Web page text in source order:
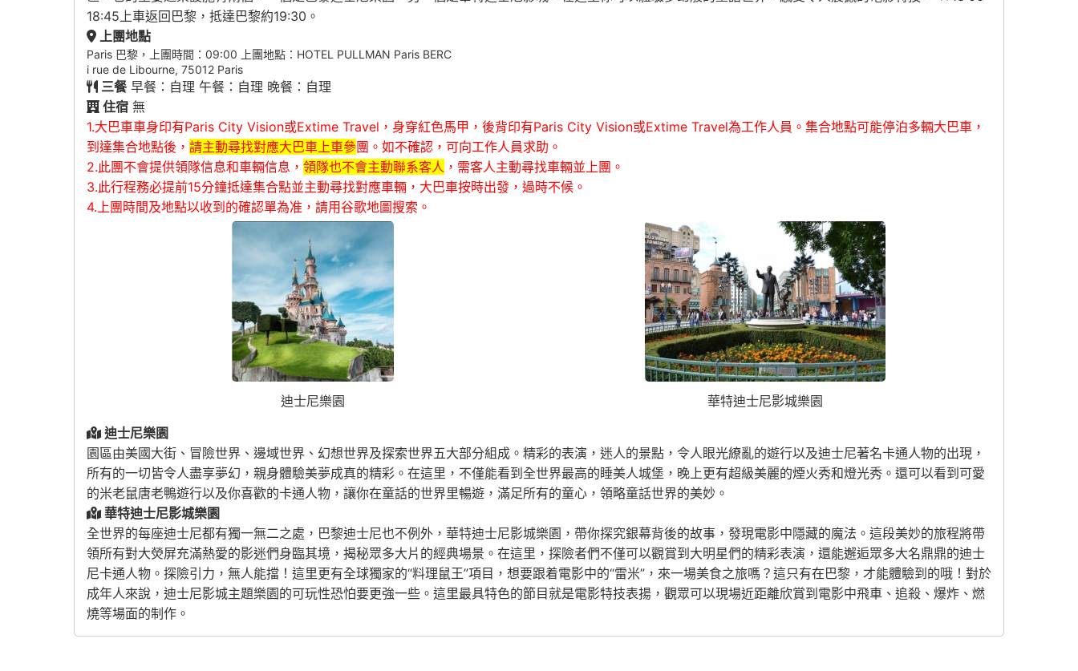
18:45上車返回巴黎，抵達巴黎約19:30。
上團地點
Paris 巴黎，上團時間：09:00 上團地點：HOTEL PULLMAN Paris BERC
i rue de Libourne, 75012 Paris
三餐早餐：自理 午餐：自理 晚餐：自理
住宿 無
1.大巴車車身印有Paris City Vision或Extime Travel，身穿紅色馬甲，後背印有Paris City Vision或Extime Travel為工作人員。集合地點可能停泊多輛大巴車，
到達集合地點後， 請主動尋找對應大巴車上車參團。如不確認，可向工作人員求助。
2.此團不會提供領隊信息和車輛信息， 領隊也不會主動聯系客人 ，需客人主動尋找車輛並上團。
3.此行程務必提前15分鐘抵達集合點並主動尋找對應車輛，大巴車按時出發，過時不候。
4.上團時間及地點以收到的確認單為准，請用谷歌地圖搜索。
迪士尼樂園
華特迪士尼影城樂園
迪士尼樂園
園區由美國大街、冒險世界、邊域世界、幻想世界及探索世界五大部分組成。精彩的表演，迷人的景點，令人眼光繚亂的遊行以及迪士尼著名卡通人物的出現，
所有的一切皆令人盡享夢幻，親身體驗美夢成真的精彩。在這里，不僅能看到全世界最高的睡美人城堡，晚上更有超級美麗的煙火秀和燈光秀。還可以看到可愛
的米老鼠唐老鴨遊行以及你喜歡的卡通人物，讓你在童話的世界里暢遊，滿足所有的童心，領略童話世界的美妙。
華特迪士尼影城樂園
全世界的每座迪士尼都有獨一無二之處，巴黎迪士尼也不例外，華特迪士尼影城樂園，帶你探究銀幕背後的故事，發現電影中隱藏的魔法。這段美妙的旅程將帶
領所有對大熒屏充滿熱愛的影迷們身臨其境，揭秘眾多大片的經典場景。在這里，探險者們不僅可以觀賞到大明星們的精彩表演，還能邂逅眾多大名鼎鼎的迪士
尼卡通人物。探險引力，無人能擋！這里更有全球獨家的“料理鼠王”項目，想要跟着電影中的“雷米”，來一場美食之旅嗎？這只有在巴黎，才能體驗到的哦！對於
成年人來說，迪士尼影城主題樂園的可玩性恐怕要更強一些。這里最具特色的節目就是電影特技表揚，觀眾可以現場近距離欣賞到電影中飛車、追殺、爆炸、燃
燒等場面的制作。